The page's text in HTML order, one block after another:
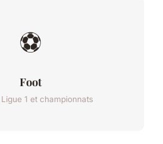
⚽
Foot
Ligue 1 et championnats